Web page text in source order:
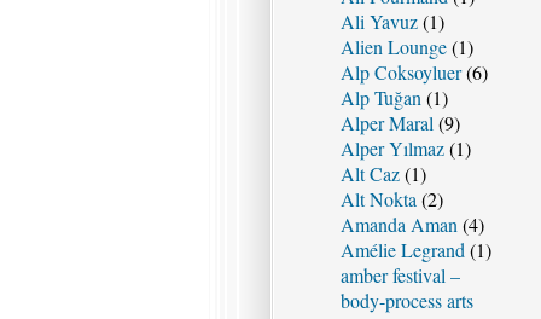
Ali Yavuz(1)
Alien Lounge(1)
Alp Coksoyluer(6)
Alp Tuğan (1)
Alper Maral (9)
Alper Yılmaz(1)
Alt Caz(1)
Alt Nokta (2)
Amanda Aman (4)
Amélie Legrand (1)
amber festival –
body-process arts